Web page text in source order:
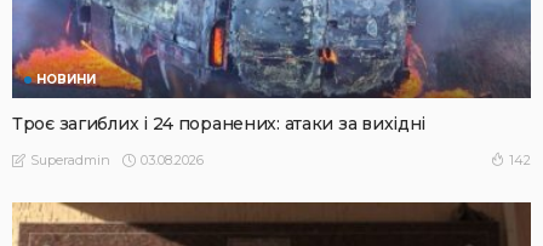
НОВИНИ
Троє загиблих і 24 поранених: атаки за вихідні
Superadmin 03.08.2026 142